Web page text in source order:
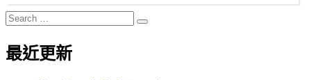
Search
for:
Search
最近更新